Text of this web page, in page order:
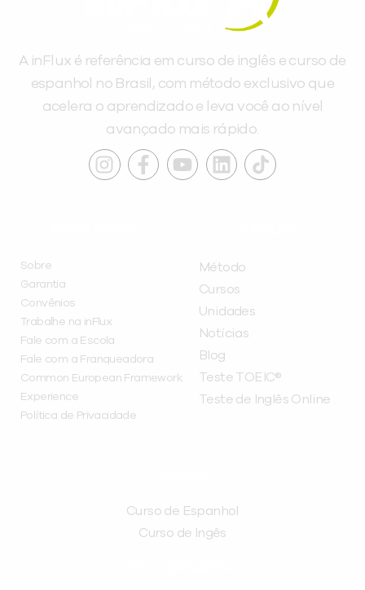
A inFlux é referência em curso de inglês e curso de
espanhol no Brasil, com método exclusivo que
acelera o aprendizado e leva você ao nível
avançado mais rápido.
Sobre
Garantia
Convênios
Trabalhe na inFlux
Fale com a Escola
Fale com a Franqueadora
Common European Framework
Experience
Política de Privacidade
Método
Cursos
Unidades
Notícias
Blog
Teste TOEIC®
Teste de Inglês Online
Curso de Espanhol
Curso de Ingês